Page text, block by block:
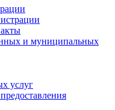
и муниципальных
услуг